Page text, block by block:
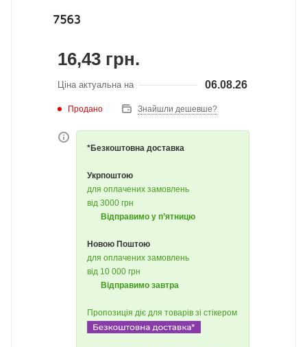
16,43 грн.
Ціна актуальна на 06.08.26
Продано Знайшли дешевше?
*Безкоштовна доставка
Укрпоштою
для оплачених замовлень
від 3000 грн
Відправимо у п’ятницю
Новою Поштою
для оплачених замовлень
від 10 000 грн
Відправимо завтра
Пропозиція діє для товарів зі стікером